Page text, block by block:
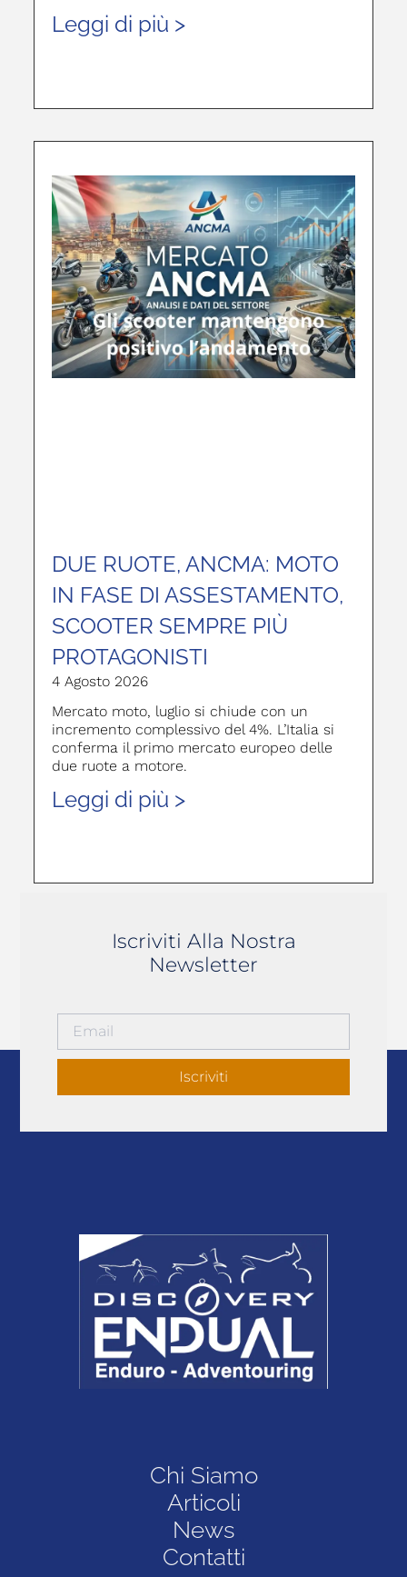
Leggi di più >
DUE RUOTE, ANCMA: MOTO
IN FASE DI ASSESTAMENTO,
SCOOTER SEMPRE PIÙ
PROTAGONISTI
4 Agosto 2026
Mercato moto, luglio si chiude con un
incremento complessivo del 4%. L’Italia si
conferma il primo mercato europeo delle
due ruote a motore.
Leggi di più >
Iscriviti Alla Nostra
Newsletter
Iscriviti
Chi Siamo
Articoli
News
Contatti